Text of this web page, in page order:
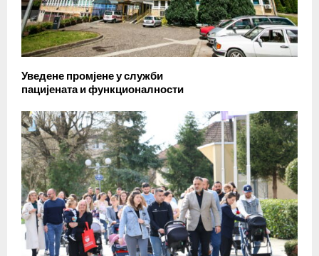
Уведене промјене у служби
пацијената и функционалности